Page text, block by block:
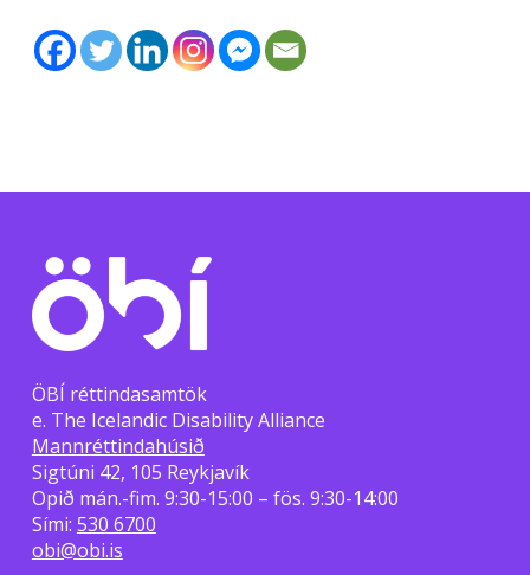
ÖBÍ réttindasamtök
e. The Icelandic Disability Alliance
Mannréttindahúsið
Sigtúni 42, 105 Reykjavík
Opið mán.-fim. 9:30-15:00 – fös. 9:30-14:00
Sími: 530 6700
obi@obi.is